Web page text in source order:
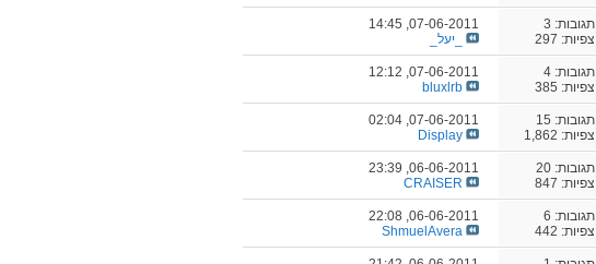
תגובות: 3
צפיות: 297
07-06-2011,
14:45
_יעל_
תגובות: 4
צפיות: 385
07-06-2011,
12:12
bluxlrb
תגובות: 15
צפיות: 1,862
07-06-2011,
02:04
Display
תגובות: 20
צפיות: 847
06-06-2011,
23:39
CRAISER
תגובות: 6
צפיות: 442
06-06-2011,
22:08
ShmuelAvera